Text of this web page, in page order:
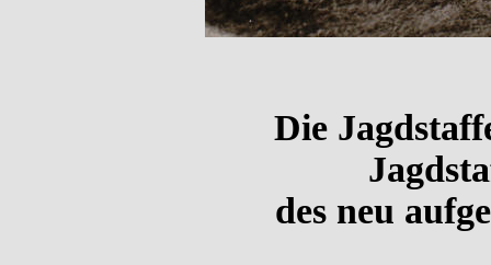
Die
des neu